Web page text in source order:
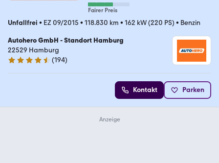
Fairer Preis
Unfallfrei • EZ 09/2015 • 118.830 km • 162 kW (220 PS) • Benzin
Autohero GmbH - Standort Hamburg
22529 Hamburg
4.6 Sterne
(194)
Kontakt Parken